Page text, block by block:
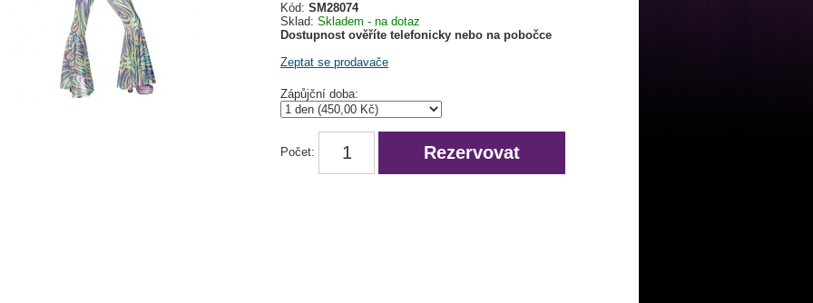
Kód: SM28074
Sklad: Skladem - na dotaz
Dostupnost ověříte telefonicky nebo na pobočce
Zeptat se prodavače
Zápůjční doba:
Počet: